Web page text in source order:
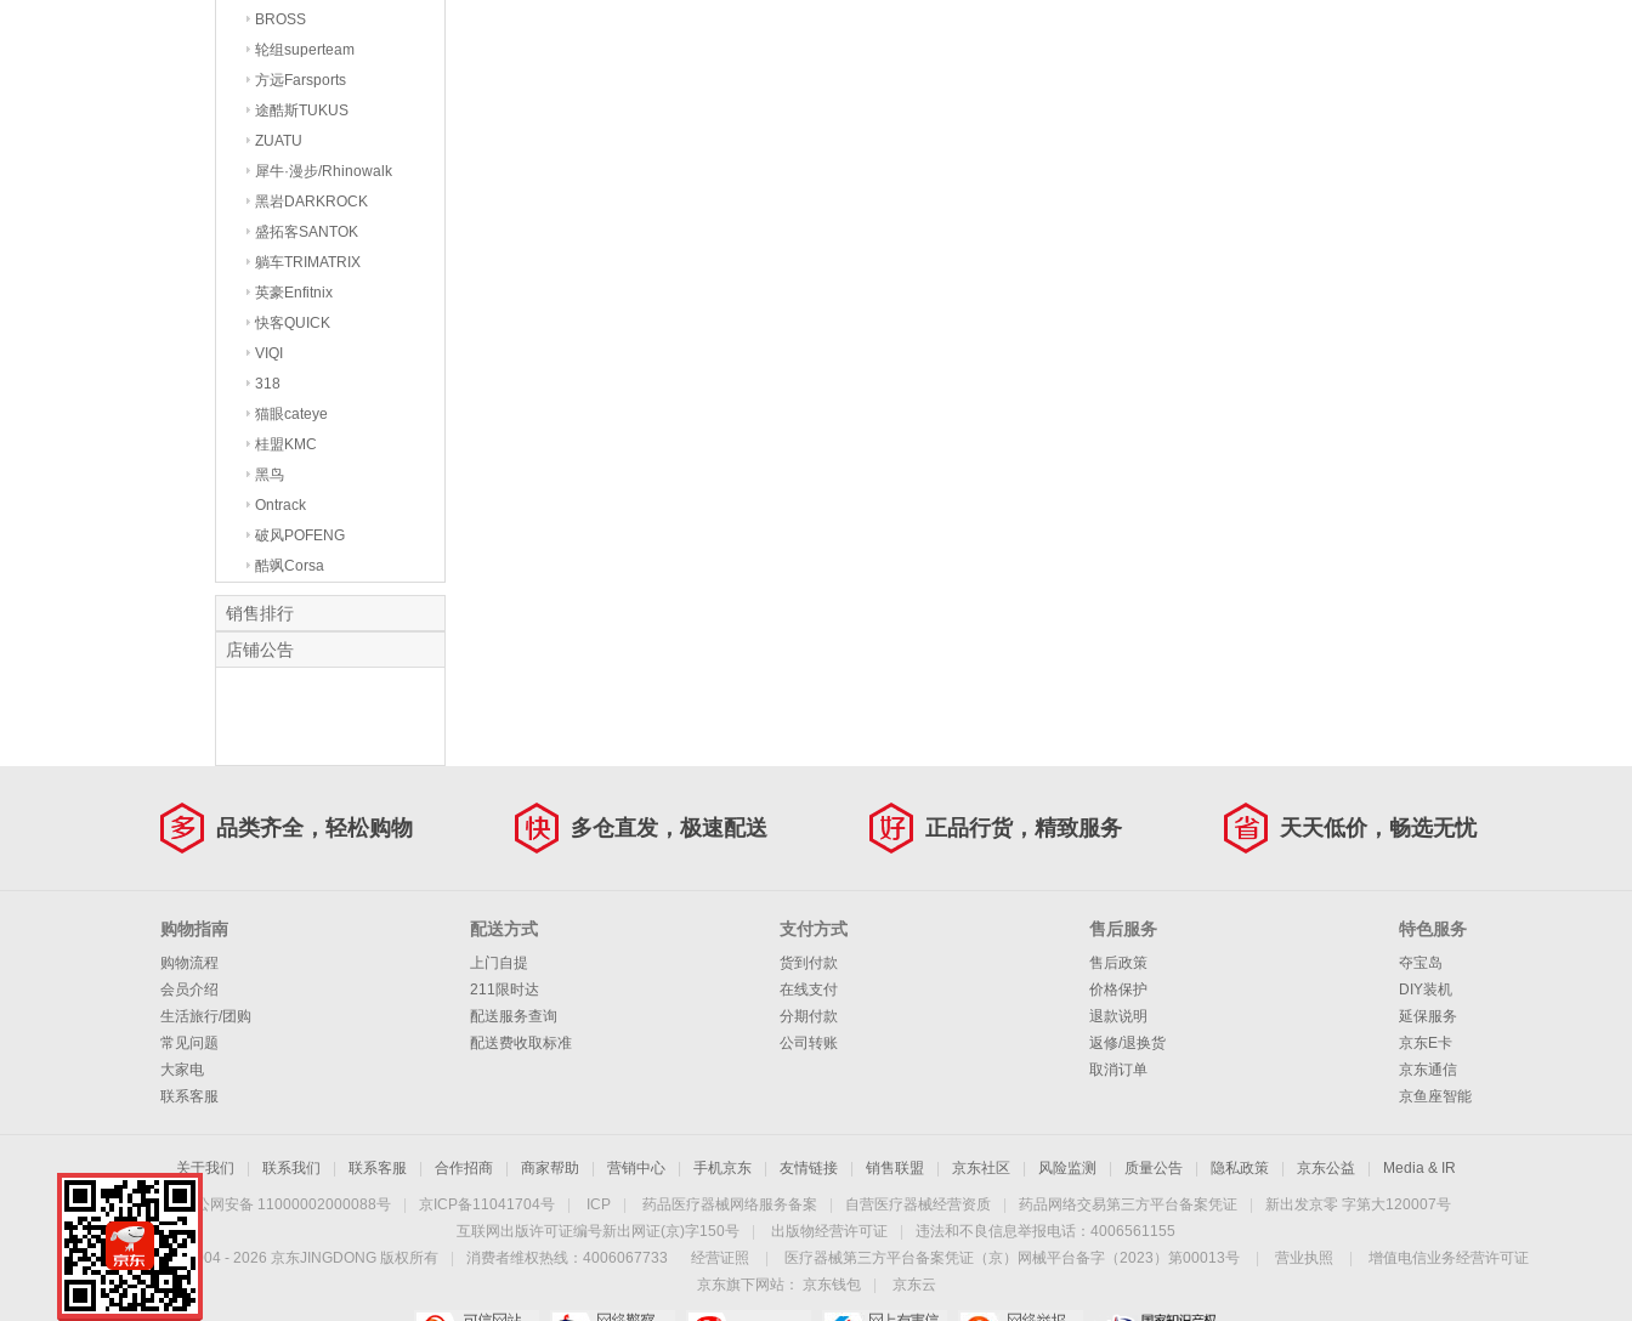
BROSS
轮组superteam
方远Farsports
途酷斯TUKUS
ZUATU
犀牛·漫步/Rhinowalk
黑岩DARKROCK
盛拓客SANTOK
躺车TRIMATRIX
英豪Enfitnix
快客QUICK
VIQI
318
猫眼cateye
桂盟KMC
黑鸟
Ontrack
破风POFENG
酷飒Corsa
销售排行
店铺公告
品类齐全，轻松购物 多仓直发，极速配送 正品行货，精致服务 天天低价，畅选无忧
购物指南
购物流程
会员介绍
生活旅行/团购
常见问题
大家电
联系客服
配送方式
上门自提
211限时达
配送服务查询
配送费收取标准
支付方式
货到付款
在线支付
分期付款
公司转账
售后服务
售后政策
价格保护
退款说明
返修/退换货
取消订单
特色服务
夺宝岛
DIY装机
延保服务
京东E卡
京东通信
京鱼座智能
关于我们 联系我们 联系客服 合作招商 商家帮助 营销中心 手机京东 友情链接 销售联盟 京东社区 风险监测 质量公告 隐私政策 京东公益 Media & IR
京公网安备 11000002000088号 京ICP备11041704号 ICP 药品医疗器械网络服务备案 自营医疗器械经营资质 药品网络交易第三方平台备案凭证
新出发京零 字第大120007号
互联网出版许可证编号新出网证(京)字150号
出版物经营许可证
违法和不良信息举报电话：4006561155
Copyright © 2004 - 2026 京东JINGDONG 版权所有 消费者维权热线：4006067733 经营证照 医疗器械第三方平台备案凭证（京）网械平台备字（2023）第00013号 营业执照
增值电信业务经营许可证
京东旗下网站：
京东钱包
京东云
手机扫一扫，劲爆优